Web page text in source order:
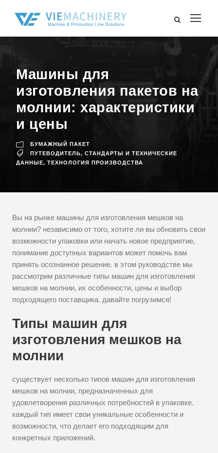
Машины для
изготовления пакетов на
молнии: характеристики
и цены
БУМАЖНЫЙ ПАКЕТ
ПУТЕВОДИТЕЛЬ, СТАНДАРТЫ И ТЕХНИЧЕСКИЕ
ДАННЫЕ, ТЕХНОЛОГИЯ ПРОИЗВОДСТВА
Вы на рынке машины для изготовления мешков на
молнии? независимо от того, хотите ли вы обновить свои
возможности упаковки или начать новое предприятие,
понимание доступных вариантов может помочь вам
принять осознанное решение. в этом руководстве мы
рассмотрим различные типы машин для изготовления
мешков на молнии, их особенности, цены и выбор
подходящего поставщика. давайте погрузимся!
Типы машин для
изготовления мешков на
молнии
существует несколько типов машин для изготовления
мешков на молнии, предназначенных для
удовлетворения различных потребностей в упаковке.
каждый тип имеет свои уникальные особенности и
возможности, что делает его подходящим для
конкретных приложений.